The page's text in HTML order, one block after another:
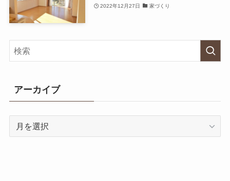
2022年12月27日 家づくり
アーカイブ